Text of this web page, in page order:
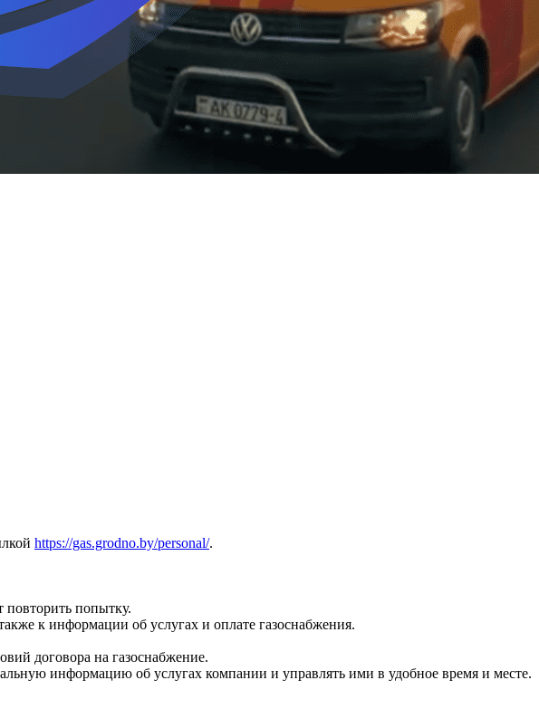
https://gas.grodno.by/personal/.
повторить попытку.
к информации об услугах и оплате газоснабжения.
договора на газоснабжение.
информацию об услугах компании и управлять ими в удобное время и месте.